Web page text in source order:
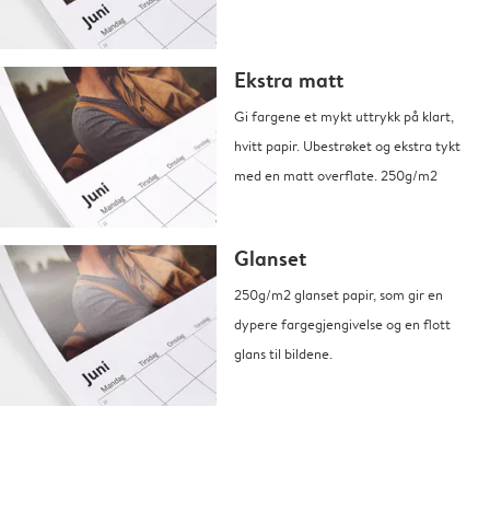
Ekstra matt
Gi fargene et mykt uttrykk på klart,
hvitt papir. Ubestrøket og ekstra tykt
med en matt overflate. 250g/m2
Glanset
250g/m2 glanset papir, som gir en
dypere fargegjengivelse og en flott
glans til bildene.